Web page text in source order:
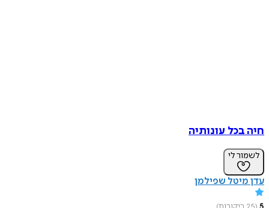
חיה בכל עונותיה
לשמור לי
עדן מיטל שפילמן